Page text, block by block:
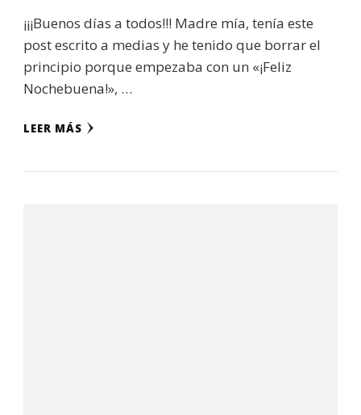
¡¡¡Buenos días a todos!!! Madre mía, tenía este
post escrito a medias y he tenido que borrar el
principio porque empezaba con un «¡Feliz
Nochebuena!», …
LEER MÁS